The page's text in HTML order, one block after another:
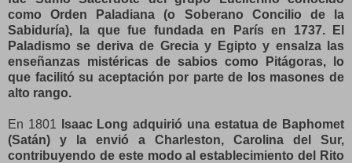
como Orden Paladiana (o Soberano Concilio de la
Sabiduría), la que fue fundada en París en 1737. El
Paladismo se deriva de Grecia y Egipto y ensalza las
enseñanzas mistéricas de sabios como Pitágoras, lo
que facilitó su aceptación por parte de los masones de
alto rango.
En 1801 Isaac Long adquirió una estatua de Baphomet
(Satán) y la envió a Charleston, Carolina del Sur,
contribuyendo de este modo al establecimiento del Rito